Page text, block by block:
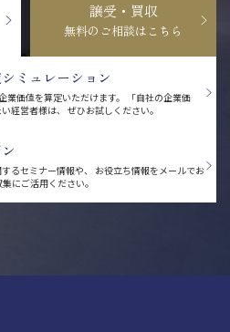
譲受・買収
無料のご相談はこちら
ミュレーション
業価値を算定いただけます。
「自社の企業価
経営者様は、 ぜひお試しください。
るセミナー情報や、
お役立ち情報をメールでお
にご活用ください。